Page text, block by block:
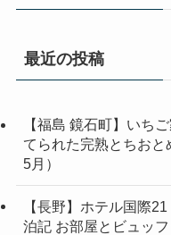
最近の投稿
【福島 鏡石町】いち
てられた完熟とちお
5月）
【長野】ホテル国際
泊記 お部屋とビュッ